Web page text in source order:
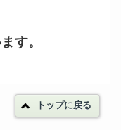
す。
トップに戻る